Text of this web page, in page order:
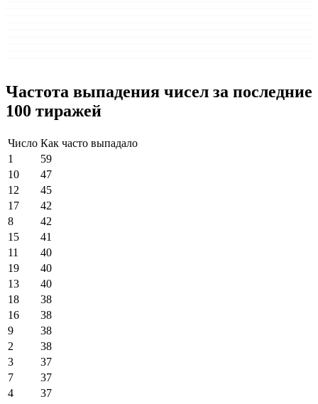
Частота выпадения чисел за последние
100 тиражей
Число Как часто выпадало
1
59
10
47
12
45
17
42
8
42
15
41
11
40
19
40
13
40
18
38
16
38
9
38
2
38
3
37
7
37
4
37